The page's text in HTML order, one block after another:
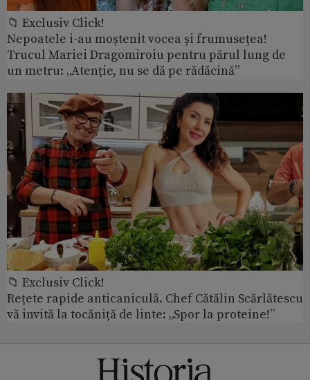
📁 Exclusiv Click!
Nepoatele i-au moștenit vocea și frumusețea!
Trucul Mariei Dragomiroiu pentru părul lung de
un metru: „Atenție, nu se dă pe rădăcină”
📁 Exclusiv Click!
Rețete rapide anticaniculă. Chef Cătălin Scărlătescu
vă invită la tocăniță de linte: „Spor la proteine!”